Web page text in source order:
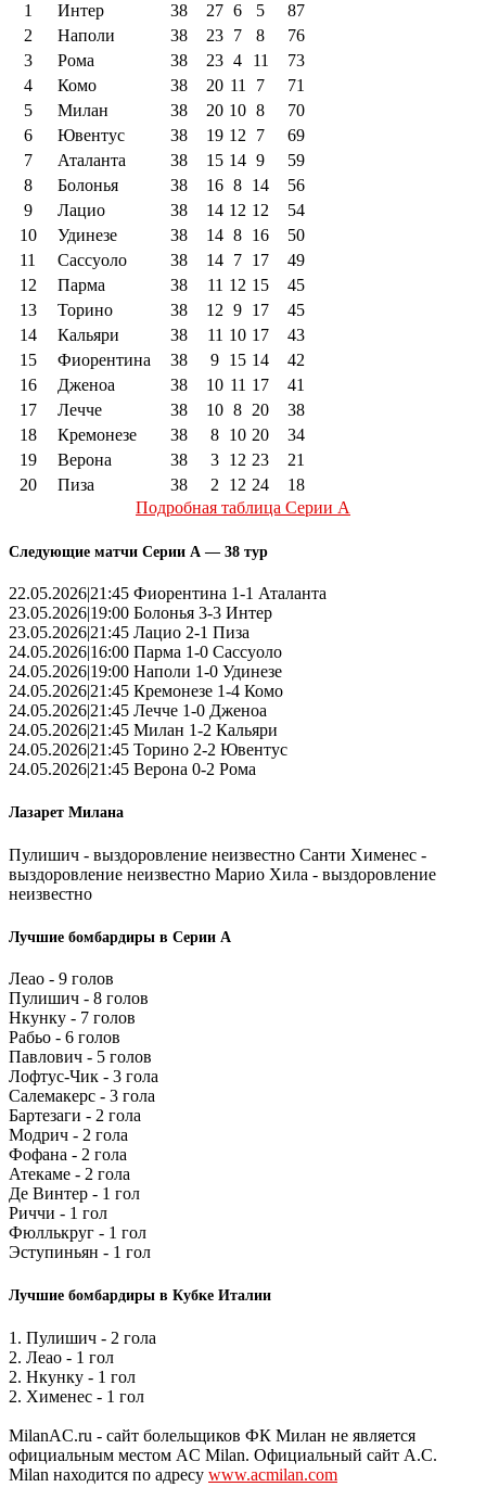
1
Интер 38 27 6 5
87
2
Наполи 38 23 7 8
76
3
Рома 38 23 4 11
73
4
Комо 38 20 11 7
71
5
Милан 38 20 10 8
70
6
Ювентус 38 19 12 7
69
7
Аталанта 38 15 14 9
59
8
Болонья 38 16 8 14
56
9
Лацио 38 14 12 12
54
10
Удинезе 38 14 8 16
50
11
Сассуоло 38 14 7 17
49
12
Парма 38 11 12 15
45
13
Торино 38 12 9 17
45
14
Кальяри 38 11 10 17
43
15
Фиорентина 38 9 15 14
42
16
Дженоа 38 10 11 17
41
17
Лечче 38 10 8 20
38
18
Кремонезе 38 8 10 20
34
19
Верона 38 3 12 23
21
20
Пиза 38 2 12 24
18
Подробная таблица Серии А
Следующие матчи Серии А — 38 тур
22.05.2026|21:45 Фиорентина 1-1 Аталанта
23.05.2026|19:00 Болонья 3-3 Интер
23.05.2026|21:45 Лацио 2-1 Пиза
24.05.2026|16:00 Парма 1-0 Сассуоло
24.05.2026|19:00 Наполи 1-0 Удинезе
24.05.2026|21:45 Кремонезе 1-4 Комо
24.05.2026|21:45 Лечче 1-0 Дженоа
24.05.2026|21:45 Милан 1-2 Кальяри
24.05.2026|21:45 Торино 2-2 Ювентус
24.05.2026|21:45 Верона 0-2 Рома
Лазарет Милана
Пулишич - выздоровление неизвестно Санти Хименес -
выздоровление неизвестно Марио Хила - выздоровление
неизвестно
Лучшие бомбардиры в Серии А
Леао - 9 голов
Пулишич - 8 голов
Нкунку - 7 голов
Рабьо - 6 голов
Павлович - 5 голов
Лофтус-Чик - 3 гола
Салемакерс - 3 гола
Бартезаги - 2 гола
Модрич - 2 гола
Фофана - 2 гола
Атекаме - 2 гола
Де Винтер - 1 гол
Риччи - 1 гол
Фюллькруг - 1 гол
Эступиньян - 1 гол
Лучшие бомбардиры в Кубке Италии
1. Пулишич - 2 гола
2. Леао - 1 гол
2. Нкунку - 1 гол
2. Хименес - 1 гол
MilanAC.ru - сайт болельщиков ФК Милан не является
официальным местом AC Milan. Официальный сайт A.C.
Milan находится по адресу www.acmilan.com